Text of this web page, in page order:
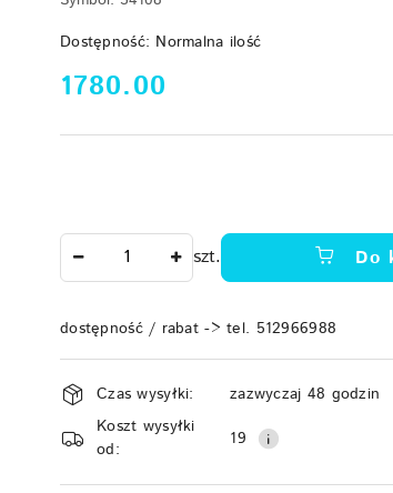
Dostępność: Normalna ilość
cena:
1780.00
szt. Do
dostępność / rabat -> tel. 512966988
Dostępność
i
dostawa
Czas wysyłki:
zazwyczaj 48 godzin
Koszt wysyłki
od:
19